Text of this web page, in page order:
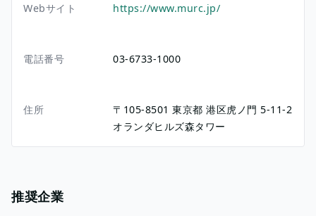
Webサイト https://www.murc.jp/
電話番号 03-6733-1000
住所 〒105-8501東京都港区虎ノ門 5-11-2
オランダヒルズ森タワー
推奨企業